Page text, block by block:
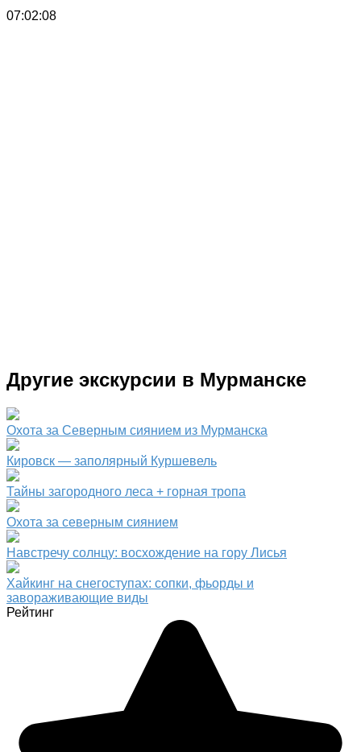
07:02:08
Другие экскурсии в Мурманске
Охота за Северным сиянием из Мурманска
Кировск — заполярный Куршевель
Тайны загородного леса + горная тропа
Охота за северным сиянием
Навстречу солнцу: восхождение на гору Лисья
Хайкинг на снегоступах: сопки, фьорды и
завораживающие виды
Рейтинг